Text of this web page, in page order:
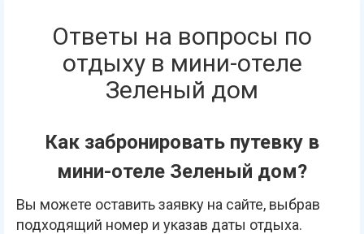
Ответы на вопросы по
отдыху в мини-отеле
Зеленый дом
Как забронировать путевку в
мини-отеле Зеленый дом?
Вы можете оставить заявку на сайте, выбрав
подходящий номер и указав даты отдыха.